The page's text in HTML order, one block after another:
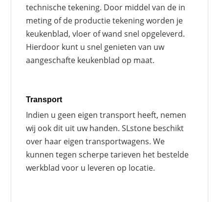
technische tekening. Door middel van de in
meting of de productie tekening worden je
keukenblad, vloer of wand snel opgeleverd.
Hierdoor kunt u snel genieten van uw
aangeschafte keukenblad op maat.
Transport
Indien u geen eigen transport heeft, nemen
wij ook dit uit uw handen. SLstone beschikt
over haar eigen transportwagens. We
kunnen tegen scherpe tarieven het bestelde
werkblad voor u leveren op locatie.